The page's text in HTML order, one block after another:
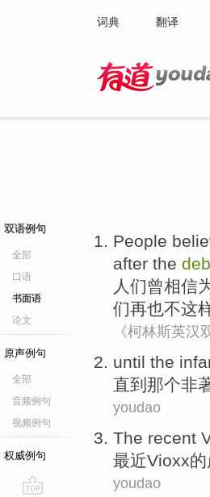
词典 翻译
双语例句
全部
口语
书面语
论文
原声例句
全部
音频例句
视频例句
权威例句
People
after the
人们曾相信
们再也不这
《柯林斯英汉
until the
直到 那个非
youdao
The recent
最近Vioxx
youdao